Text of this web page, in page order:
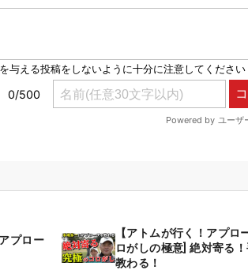
プロー
【アトムが行く！アプロ
ロがしの極意] 絶対寄る
教わる！